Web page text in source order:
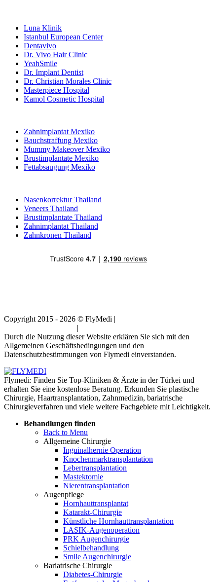
Luna Klinik
Istanbul European Center
Dentavivo
Dr. Vivo Hair Clinic
YeahSmile
Dr. Implant Dentist
Dr. Christian Morales Clinic
Masterpiece Hospital
Kamol Cosmetic Hospital
Zahnimplantat Mexiko
Bauchstraffung Mexiko
Mummy Makeover Mexiko
Brustimplantate Mexiko
Fettabsaugung Mexiko
Nasenkorrektur Thailand
Veneers Thailand
Brustimplantate Thailand
Zahnimplantat Thailand
Zahnkronen Thailand
Copyright 2015 - 2026 © FlyMedi |
|
Durch die Nutzung dieser Website erklären Sie sich mit den
Allgemeinen Geschäftsbedingungen und den
Datenschutzbestimmungen von Flymedi einverstanden.
Flymedi: Finden Sie Top-Kliniken & Ärzte in der Türkei und
erhalten Sie eine kostenlose Beratung. Erkunden Sie plastische
Chirurgie, Haartransplantation, Zahnmedizin, bariatrische
Chirurgieverfahren und viele weitere Fachgebiete mit Leichtigkeit.
Behandlungen finden
Back to Menu
Allgemeine Chirurgie
Inguinalhernie Operation
Knochenmarktransplantation
Lebertransplantation
Mastektomie
Nierentransplantation
Augenpflege
Hornhauttransplantat
Katarakt-Chirurgie
Künstliche Hornhauttransplantation
LASIK-Augenoperation
PRK Augenchirurgie
Schielbehandlung
Smile Augenchirurgie
Bariatrische Chirurgie
Diabetes-Chirurgie